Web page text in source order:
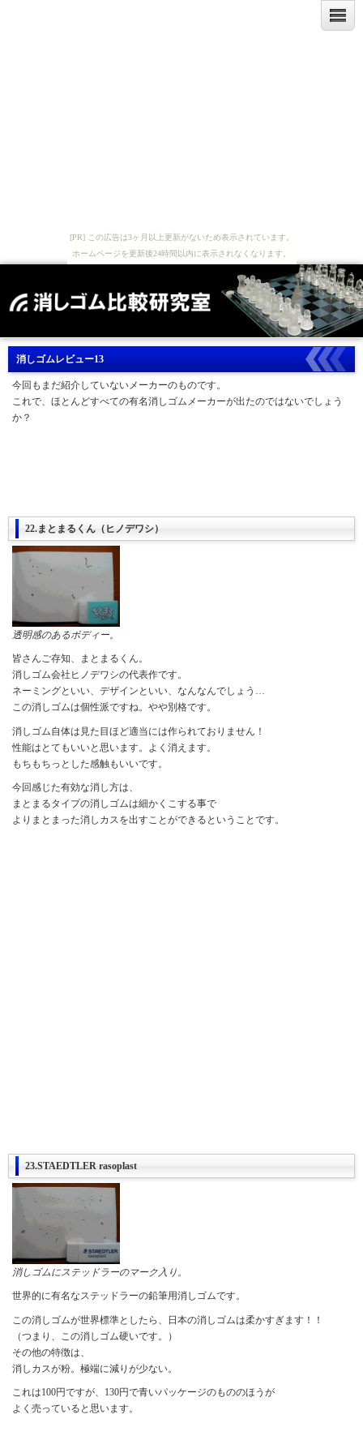
[PR] この広告は3ヶ月以上更新がないため表示されています。
ホームページを更新後24時間以内に表示されなくなります。
消しゴムレビュー13
今回もまだ紹介していないメーカーのものです。
これで、ほとんどすべての有名消しゴムメーカーが出たのではないでしょう
か？
22.まとまるくん（ヒノデワシ）
透明感のあるボディー。
皆さんご存知、まとまるくん。
消しゴム会社ヒノデワシの代表作です。
ネーミングといい、デザインといい、なんなんでしょう…
この消しゴムは個性派ですね。やや別格です。
消しゴム自体は見た目ほど適当には作られておりません！
性能はとてもいいと思います。よく消えます。
もちもちっとした感触もいいです。
今回感じた有効な消し方は、
まとまるタイプの消しゴムは細かくこする事で
よりまとまった消しカスを出すことができるということです。
23.STAEDTLER rasoplast
消しゴムにステッドラーのマーク入り。
世界的に有名なステッドラーの鉛筆用消しゴムです。
この消しゴムが世界標準としたら、日本の消しゴムは柔かすぎます！！
（つまり、この消しゴム硬いです。）
その他の特徴は、
消しカスが粉。極端に減りが少ない。
これは100円ですが、130円で青いパッケージのもののほうが
よく売っていると思います。